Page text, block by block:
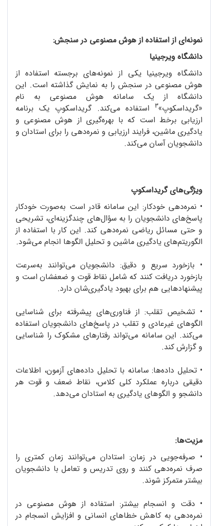
نمونه‌ای از استفاده از هوش مصنوعی در سنجش:
دانشگاه ویرجینیا
دانشگاه ویرجینیا یکی از نمونه‌های برجسته استفاده از
هوش مصنوعی در سنجش را به نمایش گذاشته است. این
دانشگاه از یک سامانه هوش مصنوعی به نام
«گریداسکوپ»3
استفاده می‌کند. گریداسکوپ یک برنامه
ارزیابی برخط است که با بهره‌گیری از هوش مصنوعی و
یادگیری ماشین، فرایند ارزیابی و نمره‌دهی را برای استادان و
دانشجویان آسان می‌کند.
ویژگی‌های گریداسکوپ
• نمره‌دهی خودکار: این سامانه قادر است به‌صورت خودکار
پاسخ‌های دانشجویان را به سؤال‌های چندگزینه‌ای، تشریحی
و حتی مسائل ریاضی نمره‌دهی کند. این کار با استفاده از
الگوریتم‌های یادگیری ماشین و تحلیل الگوها انجام می‌شود.
• بازخورد سریع و دقیق: دانشجویان می‌توانند به‌سرعت
بازخورد دریافت کنند که شامل نقاط قوت و ضعفشان است و
پیشنهادهایی هم برای بهبود یادگیری‌شان دارد.
• تشخیص تقلب: از فناوری‌‌های پیشرفته برای شناسایی
الگوهای غیرعادی و تقلب در پاسخ‌های دانشجویان استفاده
می‌کند. این سامانه می‌تواند رفتارهای مشکوک را شناسایی
و گزارش کند.
•تحلیل داده‌ها: سامانه با تحلیل داده‌های آزمون، اطلاعات
دقیقی درباره عملکرد کلی کلاس، نقاط ضعف و قوت هر
دانشجو و الگوهای یادگیری به استادان می‌دهد.
مزیت‌ها:
• صرفه‌جویی در زمان: استادان می‌توانند زمان کمتری را
صرف نمره‌دهی کنند و روی تدریس و تعامل با دانشجویان
بیشتر متمرکز شوند.
• دقت و انسجام بیشتر: استفاده از هوش مصنوعی در
نمره‌دهی به کاهش خطاهای انسانی و افزایش انسجام در